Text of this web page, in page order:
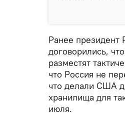
Ранее
договорились,
разместят
что Россия не
что делали США
хранилища для
июля.